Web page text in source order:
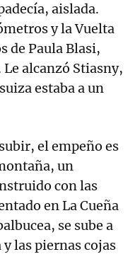
aislada.
y la Vuelta
de Paula Blasi,
alcanzó Stiasny,
estaba a un
el empeño es
un
con las
en La Cueña
se sube a
las piernas cojas